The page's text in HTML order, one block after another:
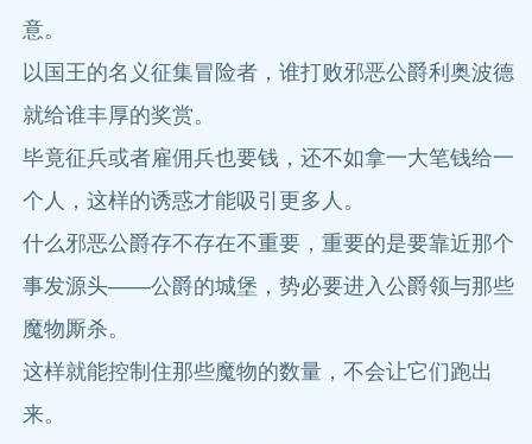
意。
以国王的名义征集冒险者，谁打败邪恶公爵利奥波德
就给谁丰厚的奖赏。
毕竟征兵或者雇佣兵也要钱，还不如拿一大笔钱给一
个人，这样的诱惑才能吸引更多人。
什么邪恶公爵存不存在不重要，重要的是要靠近那个
事发源头——公爵的城堡，势必要进入公爵领与那些
魔物厮杀。
这样就能控制住那些魔物的数量，不会让它们跑出
来。